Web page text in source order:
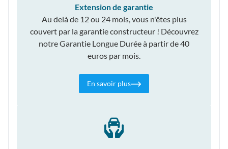
Extension de garantie
Au delà de 12 ou 24 mois, vous n'êtes plus
couvert par la garantie constructeur ! Découvrez
notre Garantie Longue Durée à partir de 40
euros par mois.
En savoir plus